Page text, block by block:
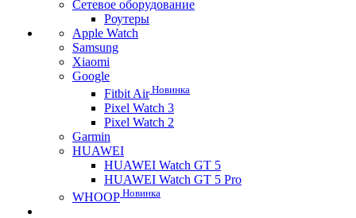
Сетевое оборудование
Роутеры
Apple Watch
Samsung
Xiaomi
Google
Fitbit AirНовинка
Pixel Watch 3
Pixel Watch 2
Garmin
HUAWEI
HUAWEI Watch GT 5
HUAWEI Watch GT 5 Pro
WHOOP Новинка